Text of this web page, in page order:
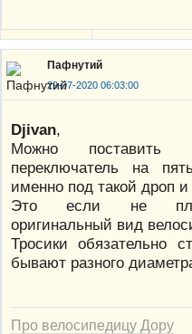
Пафнутий
29-07-2020 06:03:00
Djivan,
Можно поставить
переключатель на
именно под такой дроп
Это если не
оригинальный вид
Тросики обязательно
бывают разного
Про велосипедицу Дору